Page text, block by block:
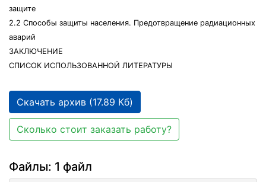
защите
2.2 Способы защиты населения. Предотвращение радиационных
аварий
ЗАКЛЮЧЕНИЕ
СПИСОК ИСПОЛЬЗОВАННОЙ ЛИТЕРАТУРЫ
Скачать архив (17.89 Кб)
Сколько стоит заказать работу?
Файлы: 1 файл